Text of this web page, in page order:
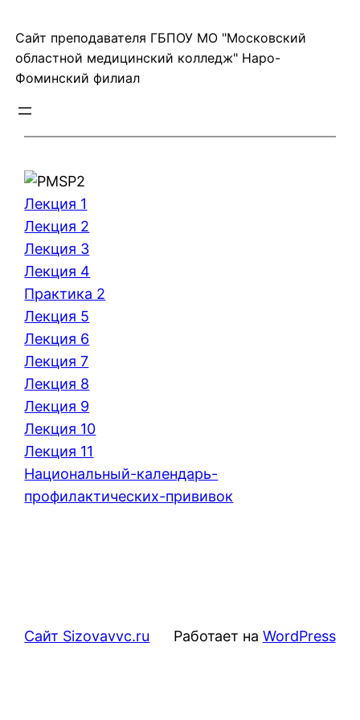
содержимому
Сайт преподавателя ГБПОУ МО "Московский
областной медицинский колледж" Наро-
Фоминский филиал
Лекция 1
Лекция 2
Лекция 3
Лекция 4
Практика 2
Лекция 5
Лекция 6
Лекция 7
Лекция 8
Лекция 9
Лекция 10
Лекция 11
Национальный-календарь-
профилактических-прививок
Сайт Sizovavvc.ru Работает на WordPress